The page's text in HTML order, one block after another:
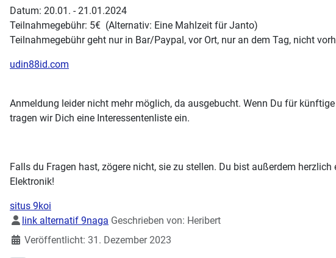
Datum: 20.01. - 21.01.2024
Teilnahmegebühr: 5€ (Alternativ: Eine Mahlzeit für Janto)
Teilnahmegebühr geht nur in Bar/Paypal, vor Ort, nur an dem Tag, nicht
udin88id.com
Anmeldung leider nicht mehr möglich, da ausgebucht. Wenn Du für
tragen wir Dich eine Interessentenliste ein.
Falls du Fragen hast, zögere nicht, sie zu stellen. Du bist außerdem
Elektronik!
situs 9koi
Details
link alternatif 9naga Geschrieben von: Heribert
Veröffentlicht: 31. Dezember 2023